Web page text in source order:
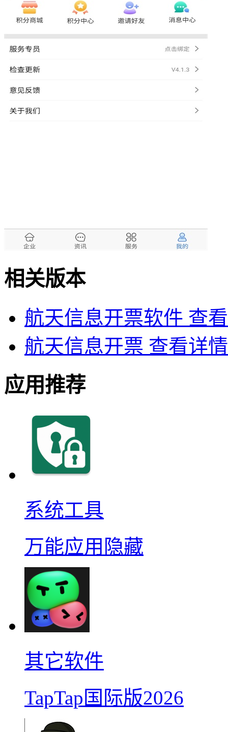
相关版本
航天信息开票软件 查
航天信息开票 查看详情
应用推荐
系统工具
万能应用隐藏
其它软件
TapTap国际版2026